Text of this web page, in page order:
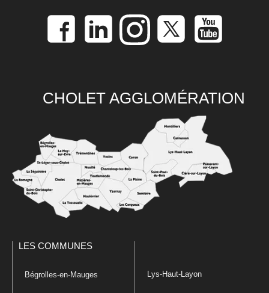
CHOLET AGGLOMÉRATION
LES COMMUNES
Bégrolles-en-Mauges Lys-Haut-Layon